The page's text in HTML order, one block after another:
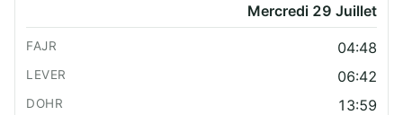
Mercredi 29 Juillet
04:48
06:42
13:59